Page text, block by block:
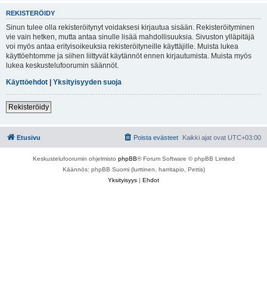
REKISTERÖIDY
Sinun tulee olla rekisteröitynyt voidaksesi kirjautua sisään. Rekisteröityminen
vie vain hetken, mutta antaa sinulle lisää mahdollisuuksia. Sivuston ylläpitäjä
voi myös antaa erityisoikeuksia rekisteröityneille käyttäjille. Muista lukea
käyttöehtomme ja siihen liittyvät käytännöt ennen kirjautumista. Muista myös
lukea keskustelufoorumin säännöt.
Käyttöehdot | Yksityisyyden suoja
Rekisteröidy
Etusivu Kaikki ajat ovat UTC+03:00
Poista evästeet
Keskustelufoorumin ohjelmisto phpBB® Forum Software © phpBB Limited
Käännös: phpBB Suomi (lurttinen, harritapio, Pettis)
Yksityisyys | Ehdot